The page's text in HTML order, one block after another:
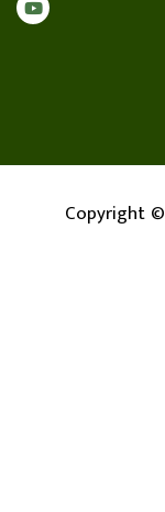
Copyright ©